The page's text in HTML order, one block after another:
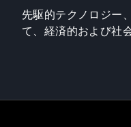
先駆的テクノロジー
て、経済的および社